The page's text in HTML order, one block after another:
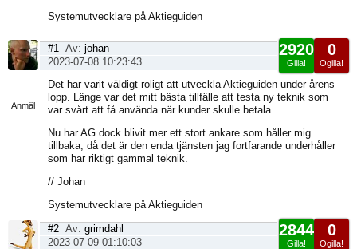
Systemutvecklare på Aktieguiden
Anmäl
0
Ogilla!
2920
Gilla!
#1 Av: johan
2023-07-08 10:23:43
Det har varit väldigt roligt att utveckla Aktieguiden under årens
lopp. Länge var det mitt bästa tillfälle att testa ny teknik som
var svårt att få använda när kunder skulle betala.
Nu har AG dock blivit mer ett stort ankare som håller mig
tillbaka, då det är den enda tjänsten jag fortfarande underhåller
som har riktigt gammal teknik.
// Johan
Systemutvecklare på Aktieguiden
0
Ogilla!
2844
Gilla!
#2 Av: grimdahl
2023-07-09 01:10:03